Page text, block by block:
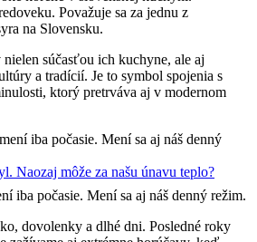
súčasťou ich kuchyne, ale aj
a tradícií. Je to symbol spojenia s
ktorý pretrváva aj v modernom
Naozaj môže za našu únavu teplo?
iba počasie. Mení sa aj náš denný režim.